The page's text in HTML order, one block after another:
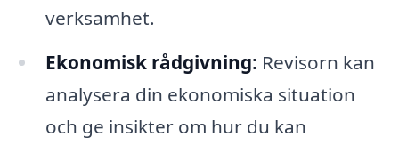
verksamhet.
Ekonomisk rådgivning: Revisorn kan
analysera din ekonomiska situation
och ge insikter om hur du kan